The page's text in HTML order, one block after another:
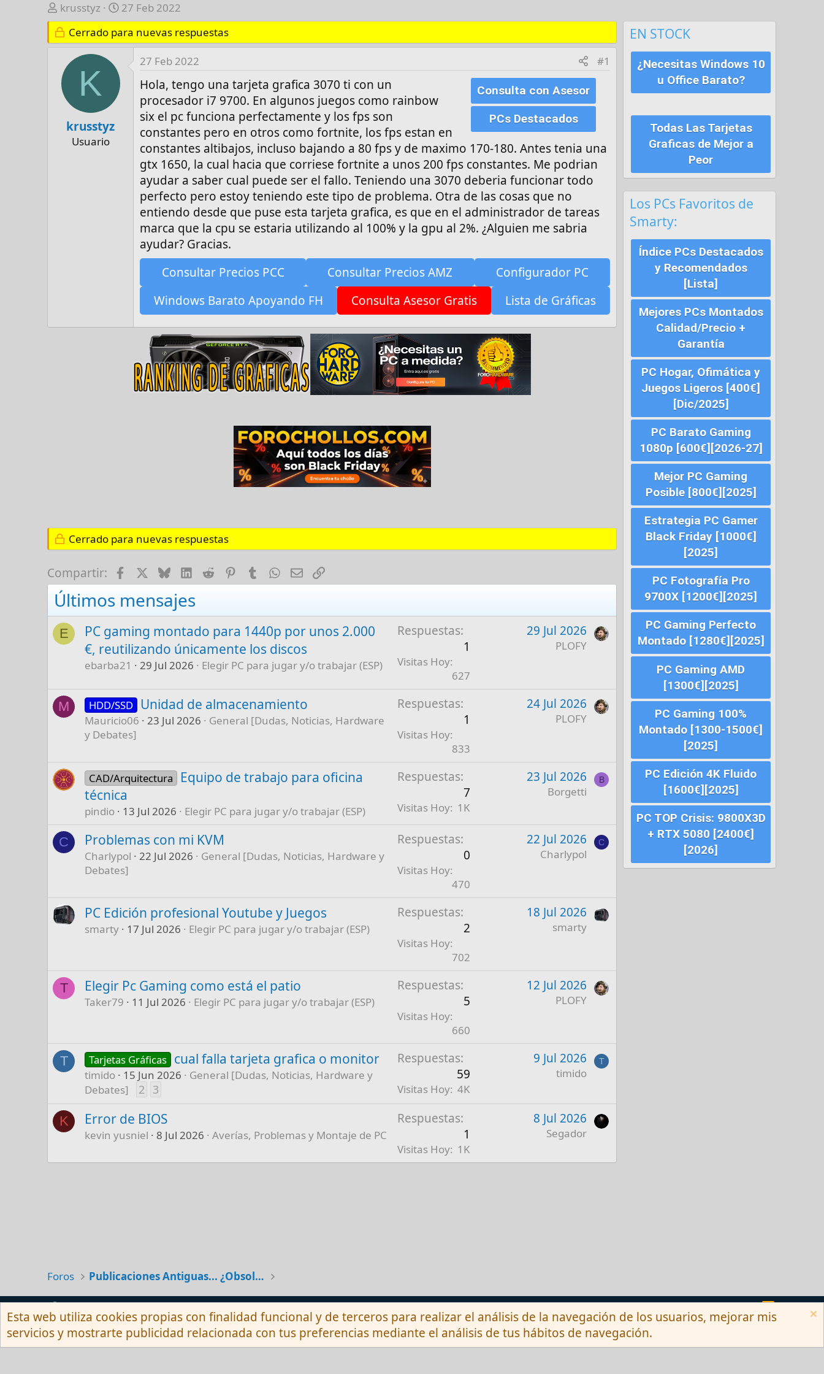
A
u
t
krusstyz
F
e
c
27 Feb 2022
Cerrado para nuevas respuestas
K
krusstyz
Usuario
27 Feb 2022 #1
Consulta con Asesor
PCs Destacados
Hola, tengo una tarjeta grafica 3070 ti con un
procesador i7 9700. En algunos juegos como rainbow
six el pc funciona perfectamente y los fps son
constantes pero en otros como fortnite, los fps estan en
constantes altibajos, incluso bajando a 80 fps y de maximo 170-180. Antes tenia una
gtx 1650, la cual hacia que corriese fortnite a unos 200 fps constantes. Me podrian
ayudar a saber cual puede ser el fallo. Teniendo una 3070 deberia funcionar todo
perfecto pero estoy teniendo este tipo de problema. Otra de las cosas que no
entiendo desde que puse esta tarjeta grafica, es que en el administrador de tareas
marca que la cpu se estaria utilizando al 100% y la gpu al 2%. ¿Alguien me sabria
ayudar? Gracias.
Consultar Precios PCC
Consultar Precios AMZ
Configurador PC
Windows Barato Apoyando FH
Consulta Asesor Gratis Lista de Gráficas
Cerrado para nuevas respuestas
Compartir: FacebookBlueskyLinkedIn
RedditPinterestTumblr
WhatsApp
E-mailEnlace
Últimos mensajes
E
PC gaming montado para 1440p por unos 2.000
€, reutilizando únicamente los discos
ebarba21 29 Jul 2026 Elegir PC para jugar y/o trabajar (ESP)
Respuestas
1
Visitas Hoy
627
29 Jul 2026
PLOFY
M HDD/SSD Unidad de almacenamiento
Mauricio06 23 Jul 2026
General [Dudas, Noticias, Hardware
y Debates]
Respuestas
1
Visitas Hoy
833
24 Jul 2026
PLOFY
CAD/Arquitectura
Equipo de trabajo para oficina
técnica
pindio 13 Jul 2026 Elegir PC para jugar y/o trabajar (ESP)
Respuestas
7
Visitas Hoy 1K
23 Jul 2026
Borgetti
B
C Problemas con mi KVM
Charlypol 22 Jul 2026
General [Dudas, Noticias, Hardware y
Debates]
Respuestas
0
Visitas Hoy
470
22 Jul 2026
Charlypol
C
PC Edición profesional Youtube y Juegos
smarty 17 Jul 2026 Elegir PC para jugar y/o trabajar (ESP)
Respuestas
2
Visitas Hoy
702
18 Jul 2026
smarty
T Elegir Pc Gaming como está el patio
Taker79 11 Jul 2026 Elegir PC para jugar y/o trabajar (ESP)
Respuestas
5
Visitas Hoy
660
12 Jul 2026
PLOFY
T Tarjetas Gráficas cual falla tarjeta grafica o monitor
timido 15 Jun 2026
General [Dudas, Noticias, Hardware y
Debates]
2 3
Respuestas
59
Visitas Hoy 4K
9 Jul 2026
timido
T
K Error de BIOS
kevin yusniel 8 Jul 2026 Averías, Problemas y Montaje de PC
Respuestas
1
Visitas Hoy 1K
8 Jul 2026
Segador
EN STOCK
¿Necesitas Windows 10
u Office Barato?
Todas Las Tarjetas
Graficas de Mejor a
Peor
Los PCs Favoritos de
Smarty:
Índice PCs Destacados
y Recomendados
[Lista]
Mejores PCs Montados
Calidad/Precio +
Garantía
PC Hogar, Ofimática y
Juegos Ligeros [400€]
[Dic/2025]
PC Barato Gaming
1080p [600€][2026-27]
Mejor PC Gaming
Posible [800€][2025]
Estrategia PC Gamer
Black Friday [1000€]
[2025]
PC Fotografía Pro
9700X [1200€][2025]
PC Gaming Perfecto
Montado [1280€][2025]
PC Gaming AMD
[1300€][2025]
PC Gaming 100%
Montado [1300-1500€]
[2025]
PC Edición 4K Fluido
[1600€][2025]
PC TOP Crisis: 9800X3D
+ RTX 5080 [2400€]
[2026]
Foros Publicaciones Antiguas... ¿Obsoletas?
Español (Neutro) Tu Contactarnos Términos y reglas Privacy policy Ayuda
R
S
Community platform by XenForo ® © 2010-2026 XenForo Ltd.
Esta web utiliza cookies propias con finalidad funcional y de terceros para realizar el análisis de la navegación de los usuarios, mejorar mis
servicios y mostrarte publicidad relacionada con tus preferencias mediante el análisis de tus hábitos de navegación.